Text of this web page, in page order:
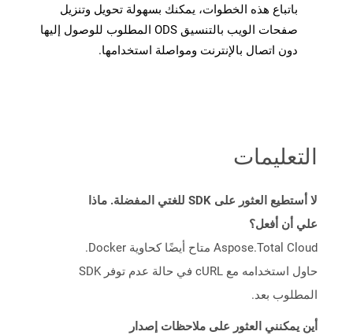
باتباع هذه الخطوات، يمكنك بسهولة تحويل وتنزيل
صفحات الويب بالتنسيق ODS المطلوب للوصول إليها
دون اتصال بالإنترنت ومواصلة استخدامها.
التعليمات
لا أستطيع العثور على SDK للغتي المفضلة. ماذا
علي أن أفعل؟
Aspose.Total Cloud متاح أيضًا كحاوية Docker.
حاول استخدامه مع cURL في حالة عدم توفر SDK
المطلوب بعد.
أين يمكنني العثور على ملاحظات إصدار